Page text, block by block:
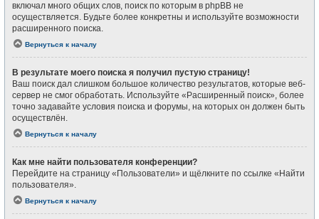
включал много общих слов, поиск по которым в phpBB не
осуществляется. Будьте более конкретны и используйте возможности
расширенного поиска.
Вернуться к началу
В результате моего поиска я получил пустую страницу!
Ваш поиск дал слишком большое количество результатов, которые веб-
сервер не смог обработать. Используйте «Расширенный поиск», более
точно задавайте условия поиска и форумы, на которых он должен быть
осуществлён.
Вернуться к началу
Как мне найти пользователя конференции?
Перейдите на страницу «Пользователи» и щёлкните по ссылке «Найти
пользователя».
Вернуться к началу